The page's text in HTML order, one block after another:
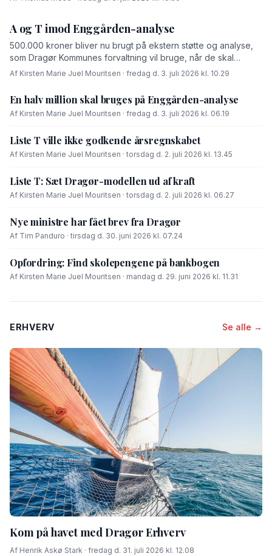
A og T imod Enggården-analyse
500.000 kroner bliver nu brugt på ekstern støtte og analyse,
som Dragør Kommunes forvaltning vil bruge, når de skal
forhandle med OK-fonden om en driftsoverenskomst for
Af Kirsten Marie Juel Mouritsen · fredag d. 3. juli 2026 kl. 10.29
En halv million skal bruges på Enggården-analyse
Af Kirsten Marie Juel Mouritsen · fredag d. 3. juli 2026 kl. 06.19
Liste T ville ikke godkende årsregnskabet
Af Kirsten Marie Juel Mouritsen · torsdag d. 2. juli 2026 kl. 13.45
Liste T: Sæt Dragør-modellen ud af kraft
Af Kirsten Marie Juel Mouritsen · torsdag d. 2. juli 2026 kl. 06.27
Nye ministre har fået brev fra Dragør
Af Tim Panduro · tirsdag d. 30. juni 2026 kl. 07.24
Opfordring: Find skolepengene på bankbogen
Af Kirsten Marie Juel Mouritsen · mandag d. 29. juni 2026 kl. 11.31
ERHVERV Se alle →
Kom på havet med Dragør Erhverv
Af Henrik Askø Stark · fredag d. 31. juli 2026 kl. 12.08